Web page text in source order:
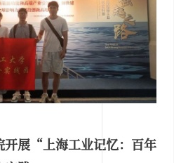
开展“上海工业记忆：百年